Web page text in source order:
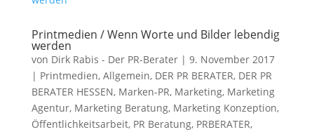
Printmedien / Wenn Worte und Bilder lebendig
werden
von Dirk Rabis - Der PR-Berater| 9. November 2017
| Printmedien, Allgemein, DER PR BERATER, DER PR
BERATER HESSEN, Marken-PR, Marketing, Marketing
Agentur, Marketing Beratung, Marketing Konzeption,
Öffentlichkeitsarbeit, PR Beratung, PRBERATER,